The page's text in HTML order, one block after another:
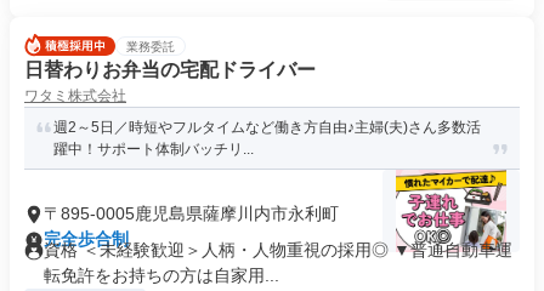
業務委託
日替わりお弁当の宅配ドライバー
ワタミ株式会社
週2～5日／時短やフルタイムなど働き方自由♪主婦(夫)さん多数活
躍中！サポート体制バッチリ...
〒895-0005鹿児島県薩摩川内市永利町
完全歩合制
資格 ＜未経験歓迎＞人柄・人物重視の採用◎ ▼普通自動車運
転免許をお持ちの方は自家用...